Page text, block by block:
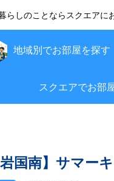
らしのことならスクエアに
地域別でお部屋を探す
スクエアでお部
国南】サマー